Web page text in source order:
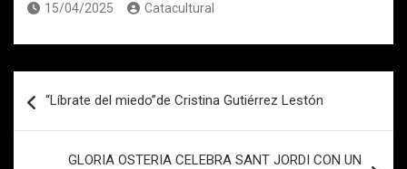
15/04/2025 Catacultural
de
“Líbrate del miedo”de Cristina Gutiérrez Lestón
GLORIA OSTERIA CELEBRA SANT JORDI CON UN